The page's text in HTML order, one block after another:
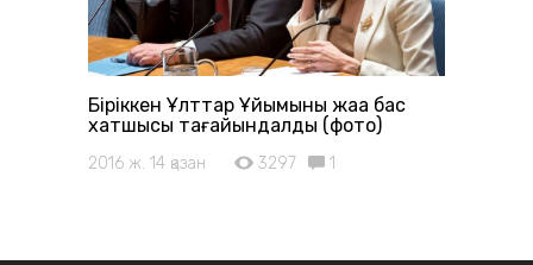
Біріккен Ұлттар Ұйымының жаңа бас
хатшысы тағайындалды (фото)
2016 ж. 14 қазан 3297 1